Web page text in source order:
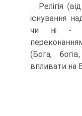
Релігія
існування
чи ні -
(Бога,
впливати на